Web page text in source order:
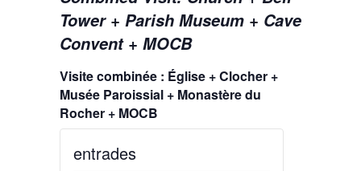
Tower + Parish Museum + Cave
Convent + MOCB
Visite combinée : Église + Clocher +
Musée Paroissial + Monastère du
Rocher + MOCB
entrades